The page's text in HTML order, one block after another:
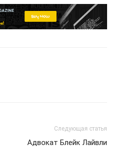
Следующая статья
Адвокат Блейк Лайвли